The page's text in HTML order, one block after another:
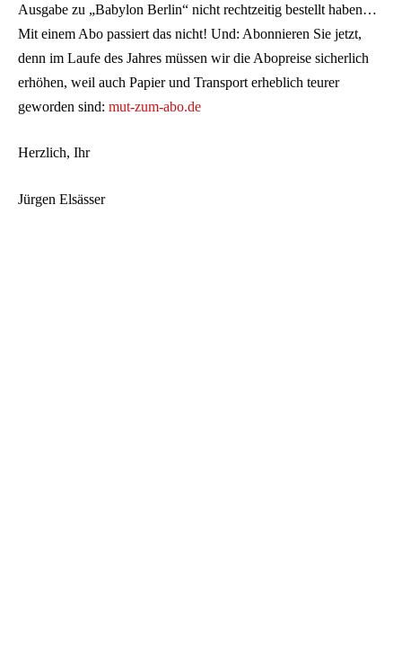
Ausgabe zu „Babylon Berlin“ nicht rechtzeitig bestellt haben…
Mit einem Abo passiert das nicht! Und: Abonnieren Sie jetzt,
denn im Laufe des Jahres müssen wir die Abopreise sicherlich
erhöhen, weil auch Papier und Transport erheblich teurer
geworden sind: mut-zum-abo.de
Herzlich, Ihr
Jürgen Elsässer